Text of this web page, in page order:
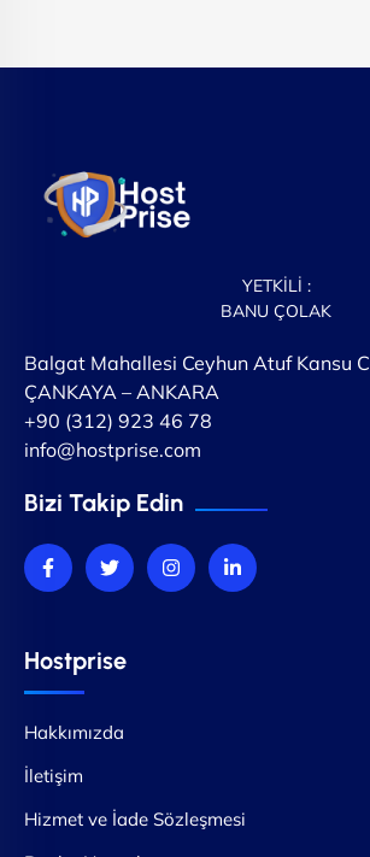
YETKİLİ :
BANU ÇOLAK
Balgat Mahallesi Ceyhun Atuf Kansu
ÇANKAYA – ANKARA
+90 (312) 923 46 78
info@hostprise.com
Bizi Takip Edin
Hostprise
Hakkımızda
İletişim
Hizmet ve İade Sözleşmesi